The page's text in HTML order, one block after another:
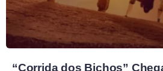
“Corrida dos Bichos”